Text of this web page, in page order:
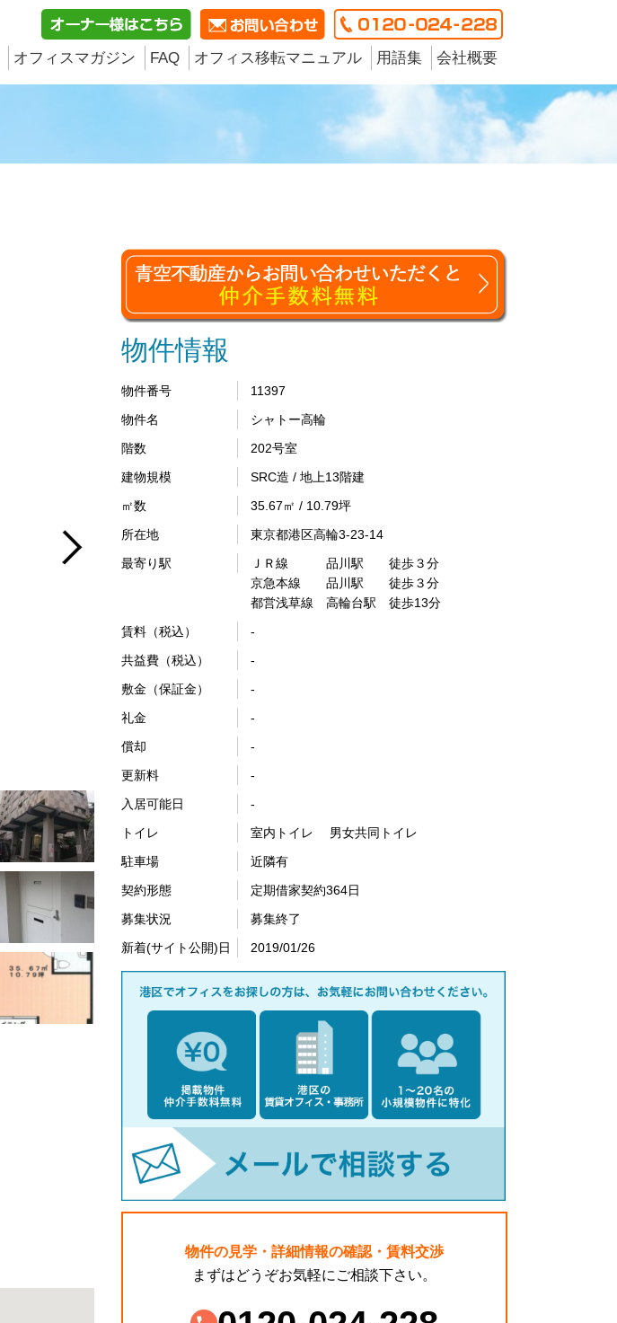
オフィスマガジン FAQ オフィス移転マニュアル 用語集 会社概要
物件情報
物件番号
11397
物件名
シャトー高輪
階数
202号室
建物規模
SRC造 / 地上13階建
㎡数
35.67㎡ / 10.79坪
所在地
東京都港区高輪3-23-14
最寄り駅
ＪＲ線 品川駅 徒歩３分
京急本線 品川駅 徒歩３分
都営浅草線 高輪台駅 徒歩13分
賃料（税込）
-
共益費（税込）
-
敷金（保証金）
-
礼金
-
償却
-
更新料
-
入居可能日
-
トイレ
室内トイレ 男女共同トイレ
駐車場
近隣有
契約形態
定期借家契約364日
募集状況
募集終了
新着(サイト公開)日
2019/01/26
物件の見学・詳細情報の確認・賃料交渉
まずはどうぞお気軽にご相談下さい。